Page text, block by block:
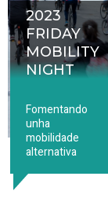
2023
FRIDAY
MOBILITY
NIGHT
Fomentando
unha
mobilidade
alternativa